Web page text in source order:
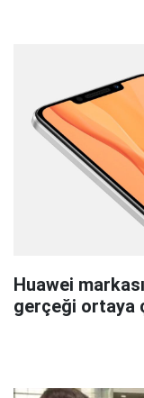
Huawei
gerçeği ortaya